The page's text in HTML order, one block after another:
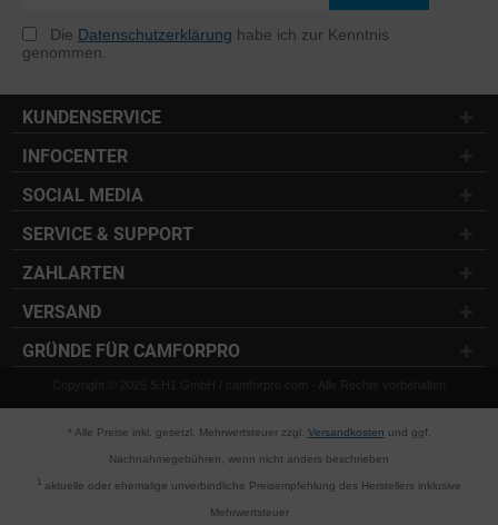
Die Datenschutzerklärung habe ich zur Kenntnis
genommen.
KUNDENSERVICE
INFOCENTER
SOCIAL MEDIA
SERVICE & SUPPORT
ZAHLARTEN
VERSAND
GRÜNDE FÜR CAMFORPRO
Copyright © 2025 S.H1 GmbH / camforpro.com - Alle Rechte vorbehalten
* Alle Preise inkl. gesetzl. Mehrwertsteuer zzgl. Versandkosten und ggf.
Nachnahmegebühren, wenn nicht anders beschrieben
aktuelle oder ehemalige unverbindliche Preisempfehlung des Herstellers inklusive
Mehrwertsteuer